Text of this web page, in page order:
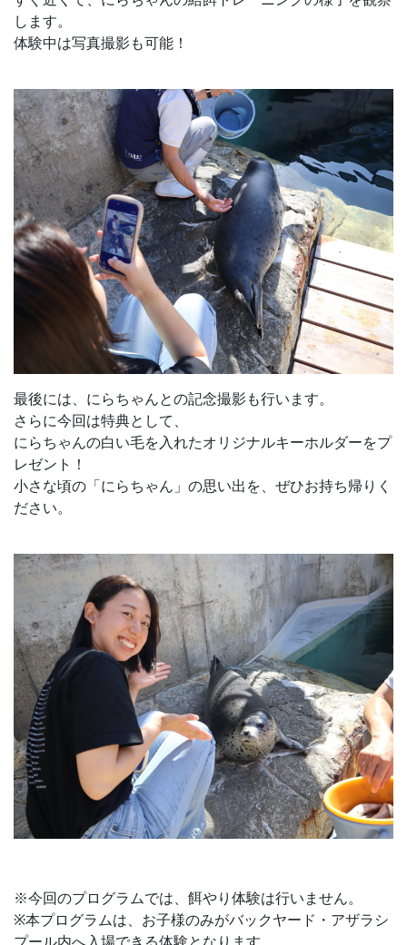
します。
体験中は写真撮影も可能！
最後には、にらちゃんとの記念撮影も行います。
さらに今回は特典として、
にらちゃんの白い毛を入れたオリジナルキーホルダーをプ
レゼント！
小さな頃の「にらちゃん」の思い出を、ぜひお持ち帰りく
ださい。
※今回のプログラムでは、餌やり体験は行いません。
※本プログラムは、お子様のみがバックヤード・アザラシ